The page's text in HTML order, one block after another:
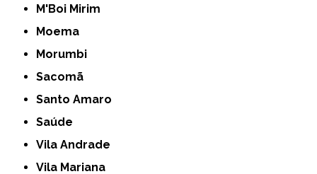
M'Boi Mirim
Moema
Morumbi
Sacomã
Santo Amaro
Saúde
Vila Andrade
Vila Mariana